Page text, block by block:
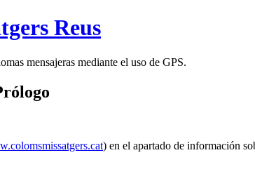
Reus
mensajeras mediante el uso de GPS.
) en el apartado de información